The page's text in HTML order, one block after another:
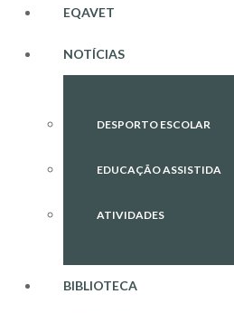
EQAVET
NOTÍCIAS
DESPORTO ESCOLAR
EDUCAÇÃO ASSISTIDA
ATIVIDADES
BIBLIOTECA